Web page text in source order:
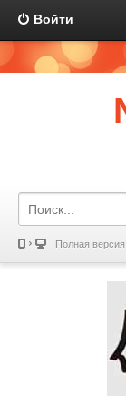
Войти
Полная